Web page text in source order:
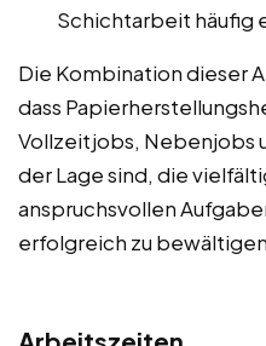
Schichtarbeit häufig
Die Kombination dieser
dass
Vollzeitjobs, Nebenjobs
der Lage sind, die
anspruchsvollen
erfolgreich zu
Arbeitszeiten